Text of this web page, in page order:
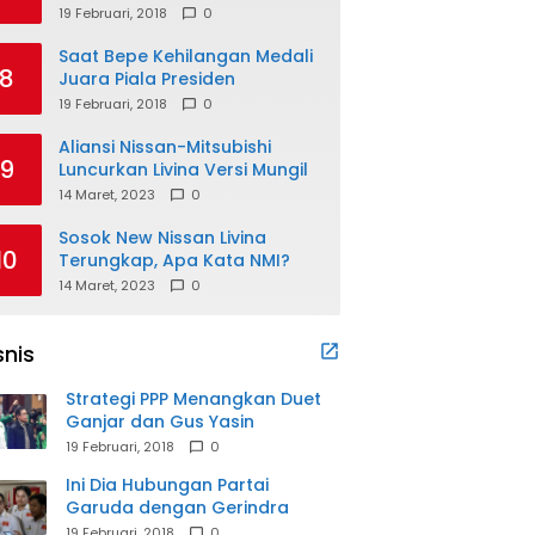
19 Februari, 2018 0
Saat Bepe Kehilangan Medali
Juara Piala Presiden
19 Februari, 2018 0
Aliansi Nissan-Mitsubishi
Luncurkan Livina Versi Mungil
14 Maret, 2023 0
Sosok New Nissan Livina
Terungkap, Apa Kata NMI?
14 Maret, 2023 0
Strategi PPP Menangkan Duet
Ganjar dan Gus Yasin
19 Februari, 2018 0
Ini Dia Hubungan Partai
Garuda dengan Gerindra